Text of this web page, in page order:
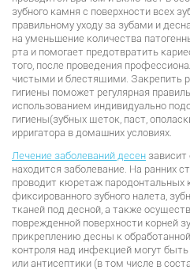
зубного камня с поверхности всех
правильному уходу за зубами и
на уменьшение количества
рта и помогает предотвратить
того, после проведения
чистыми и блестящими. Закрепить
гигиены поможет регулярная
использованием индивидуально
гигиены(зубных щеток, паст,
ирригатора в домашних условиях.
Лечение заболеваний десен зависит
находится заболевание. На ранних
проводит кюретаж пародонтальных
фиксированного зубного налета,
тканей под десной, а также
поврежденной поверхности корней
прикреплению десны к
контроля над инфекцией могут
или антисептики (в том числе в